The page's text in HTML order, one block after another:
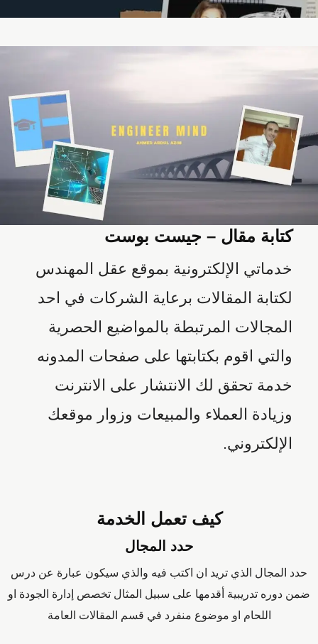
كتابة مقال – جيست بوست
خدماتي الإلكترونية بموقع عقل المهندس
لكتابة المقالات برعاية الشركات في احد
المجالات المرتبطة بالمواضيع الحصرية
والتي اقوم بكتابتها على صفحات المدونه
خدمة تحقق لك الانتشار على الانترنت
وزيادة العملاء والمبيعات وزوار موقعك
الإلكتروني.
كيف تعمل الخدمة
حدد المجال
حدد المجال الذي تريد ان اكتب فيه والذي سيكون عبارة عن درس
ضمن دوره تدريبية أقدمها على سبيل المثال تخصص إدارة الجودة او
اللحام او موضوع منفرد في قسم المقالات العامة